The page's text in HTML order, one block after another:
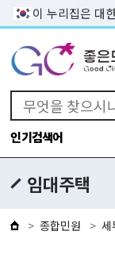
이 누리집은 대
인기검색어
임대주택
종합민원 세